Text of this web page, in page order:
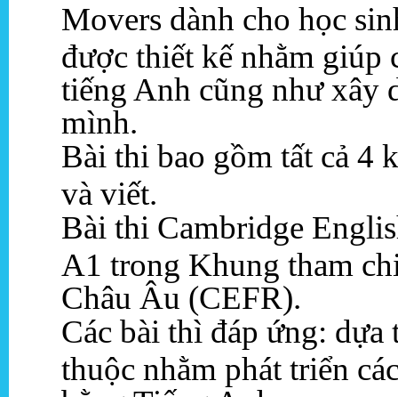
Movers dành cho học
được thiết kế nhằm giúp
tiếng Anh cũng như xây
mình.
Bài thi bao gồm tất cả 4
và viết.
Bài thi Cambridge
A1 trong Khung tham
Châu Âu (CEFR).
Các bài thì đáp ứng: dựa
thuộc nhằm phát triển